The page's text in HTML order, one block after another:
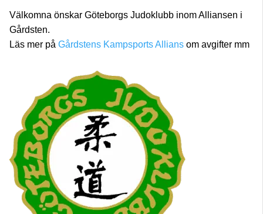
Välkomna önskar Göteborgs Judoklubb inom Alliansen i
Gårdsten.
Läs mer på Gårdstens Kampsports Allians om avgifter mm